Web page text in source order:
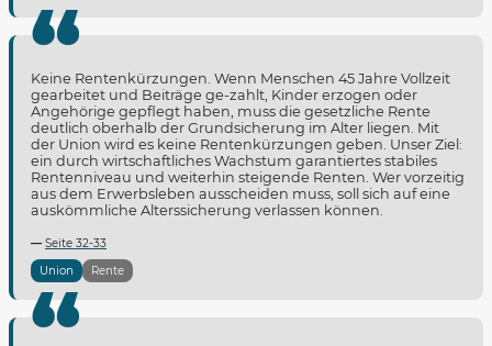
Keine Rentenkürzungen. Wenn Menschen 45 Jahre Vollzeit
gearbeitet und Beiträge ge-zahlt, Kinder erzogen oder
Angehörige gepflegt haben, muss die gesetzliche Rente
deutlich oberhalb der Grundsicherung im Alter liegen. Mit
der Union wird es keine Rentenkürzungen geben. Unser Ziel:
ein durch wirtschaftliches Wachstum garantiertes stabiles
Rentenniveau und weiterhin steigende Renten. Wer vorzeitig
aus dem Erwerbsleben ausscheiden muss, soll sich auf eine
auskömmliche Alterssicherung verlassen können.
Seite 32-33
Union
Rente